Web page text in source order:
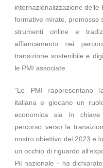
internazionalizzazione delle
formative mirate, promosse
strumenti online e
affiancamento nei
transizione sostenibile e
le PMI associate.
“Le PMI rappresentano
italiana e giocano un
economica sia in
percorso verso la
nostro obiettivo del 2023 e
un occhio di riguardo
Pil nazionale – ha